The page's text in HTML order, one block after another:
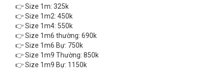
👉 Size 1m: 325k
👉 Size 1m2: 450k
👉 Size 1m4: 550k
👉 Size 1m6 thường: 690k
👉 Size 1m6 Bự: 750k
👉 Size 1m9 Thường: 850k
👉 Size 1m9 Bự: 1150k